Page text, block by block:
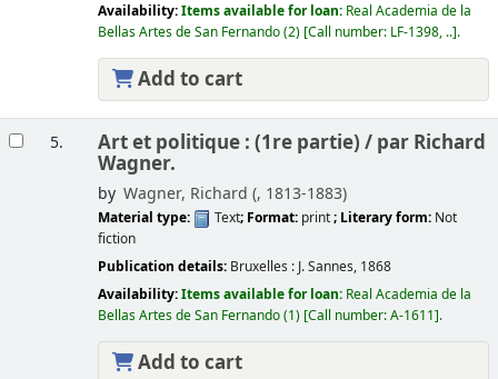
Availability:Items available for loan: Real Academia de la
Bellas Artes de San Fernando(2) Call number: LF-1398, .. .
Add to cart
5. Art et politique : (1re partie) / par Richard
Wagner.
by Wagner, Richard (, 1813-1883)
Material type: Text; Format: print; Literary form: Not
fiction
Publication details: Bruxelles : J. Sannes, 1868
Availability:Items available for loan: Real Academia de la
Bellas Artes de San Fernando(1) Call number:A-1611 .
Add to cart